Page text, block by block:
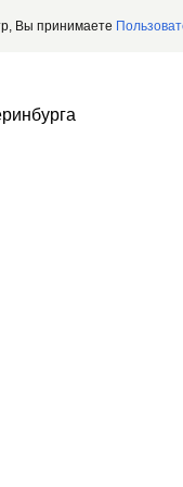
Вы принимаете